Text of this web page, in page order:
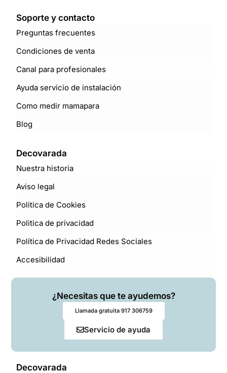
Soporte y contacto
Preguntas frecuentes
Condiciones de venta
Canal para profesionales
Ayuda servicio de instalación
Como medir mamapara
Blog
Decovarada
Nuestra historia
Aviso legal
Politica de Cookies
Politica de privacidad
Política de Privacidad Redes Sociales
Accesibilidad
¿Necesitas que te ayudemos?
Llamada gratuita 917 306759
Servicio de ayuda
Decovarada